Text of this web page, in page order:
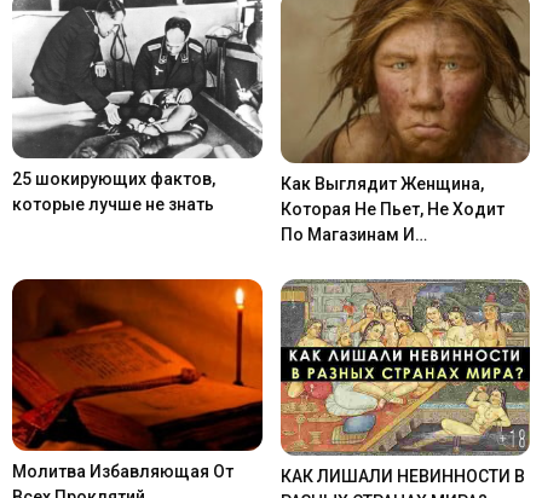
25 шокирующих фактов,
которые лучше не знать
Как Выглядит Женщина,
Которая Не Пьет, Не Ходит
По Магазинам И…
Молитва Избавляющая От
КАК ЛИШАЛИ НЕВИННОСТИ В